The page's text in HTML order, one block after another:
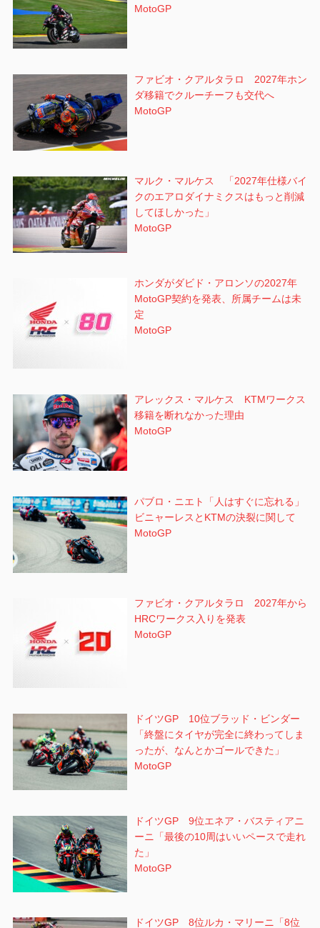
MotoGP
ファビオ・クアルタラロ 2027年ホン
ダ移籍でクルーチーフも交代へ
MotoGP
マルク・マルケス 「2027年仕様バイ
クのエアロダイナミクスはもっと削減
してほしかった」
MotoGP
ホンダがダビド・アロンソの2027年
MotoGP契約を発表、所属チームは未
定
MotoGP
アレックス・マルケス KTMワークス
移籍を断れなかった理由
MotoGP
パブロ・ニエト「人はすぐに忘れる」
ビニャーレスとKTMの決裂に関して
MotoGP
ファビオ・クアルタラロ 2027年から
HRCワークス入りを発表
MotoGP
ドイツGP 10位ブラッド・ビンダー
「終盤にタイヤが完全に終わってしま
ったが、なんとかゴールできた」
MotoGP
ドイツGP 9位エネア・バスティアニ
ーニ「最後の10周はいいペースで走れ
た」
MotoGP
ドイツGP 8位ルカ・マリーニ「8位